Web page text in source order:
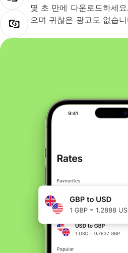
몇 초 만에 다운로드하세
으며 귀찮은 광고도 없습